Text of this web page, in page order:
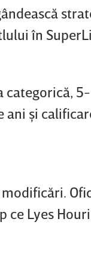
în
şi
ce Lyes